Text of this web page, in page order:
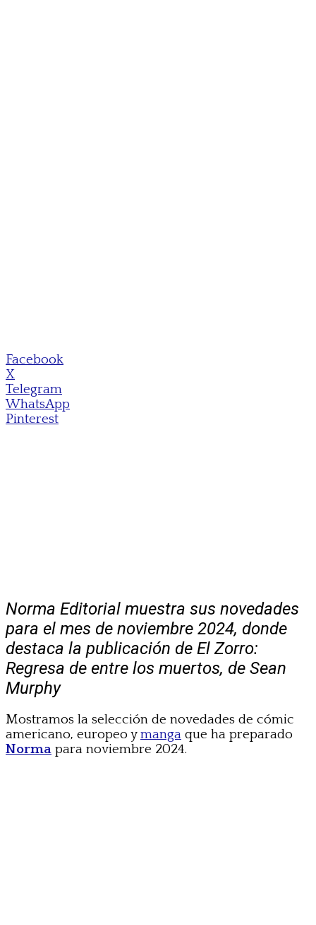
Facebook
X
Telegram
WhatsApp
Pinterest
Norma Editorial muestra sus novedades
para el mes de noviembre 2024, donde
destaca la publicación de El Zorro:
Regresa de entre los muertos, de Sean
Murphy
Mostramos la selección de novedades de cómic
americano, europeo ymanga que ha preparado
Norma para noviembre 2024.